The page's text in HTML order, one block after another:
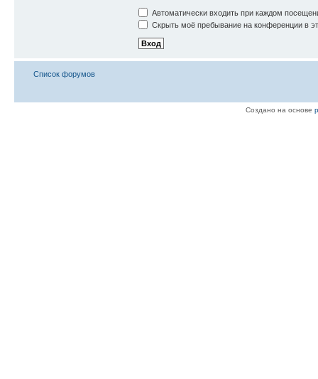
Автоматически входить при каждом
Скрыть моё пребывание на конференции в
Список форумов
Создано на основе